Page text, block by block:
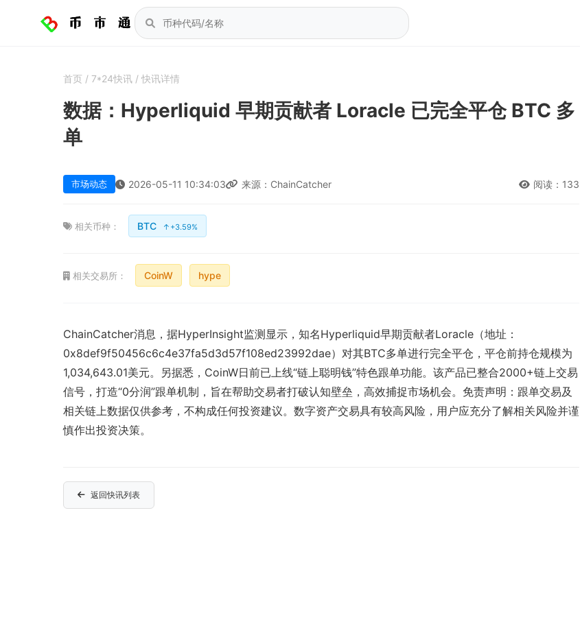
首页 / 7*24快讯 / 快讯详情
数据：Hyperliquid 早期贡献者 Loracle 已完全平仓 BTC 多
单
市场动态 2026-05-11 10:34:03 来源：ChainCatcher 阅读：133
相关币种： BTC ↑+3.59%
相关交易所： CoinW hype
ChainCatcher消息，据HyperInsight监测显示，知名Hyperliquid早期贡献者Loracle（地址：
0x8def9f50456c6c4e37fa5d3d57f108ed23992dae）对其BTC多单进行完全平仓，平仓前持仓规模为
1,034,643.01美元。另据悉，CoinW日前已上线“链上聪明钱”特色跟单功能。该产品已整合2000+链上交易
信号，打造“0分润”跟单机制，旨在帮助交易者打破认知壁垒，高效捕捉市场机会。免责声明：跟单交易及
相关链上数据仅供参考，不构成任何投资建议。数字资产交易具有较高风险，用户应充分了解相关风险并谨
慎作出投资决策。
返回快讯列表